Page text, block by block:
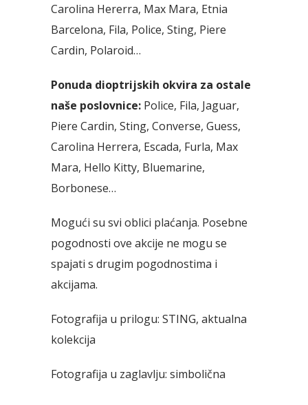
Carolina Hererra, Max Mara, Etnia
Barcelona, Fila, Police, Sting, Piere
Cardin, Polaroid…
Ponuda dioptrijskih okvira za ostale
naše poslovnice: Police, Fila, Jaguar,
Piere Cardin, Sting, Converse, Guess,
Carolina Herrera, Escada, Furla, Max
Mara, Hello Kitty, Bluemarine,
Borbonese…
Mogući su svi oblici plaćanja. Posebne
pogodnosti ove akcije ne mogu se
spajati s drugim pogodnostima i
akcijama.
Fotografija u prilogu: STING, aktualna
kolekcija
Fotografija u zaglavlju: simbolična